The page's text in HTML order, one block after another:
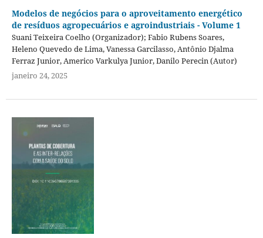
Modelos de negócios para o aproveitamento energético
de resíduos agropecuários e agroindustriais - Volume 1
Suani Teixeira Coelho (Organizador); Fabio Rubens Soares,
Heleno Quevedo de Lima, Vanessa Garcilasso, Antônio Djalma
Ferraz Junior, Americo Varkulya Junior, Danilo Perecin (Autor)
janeiro 24, 2025